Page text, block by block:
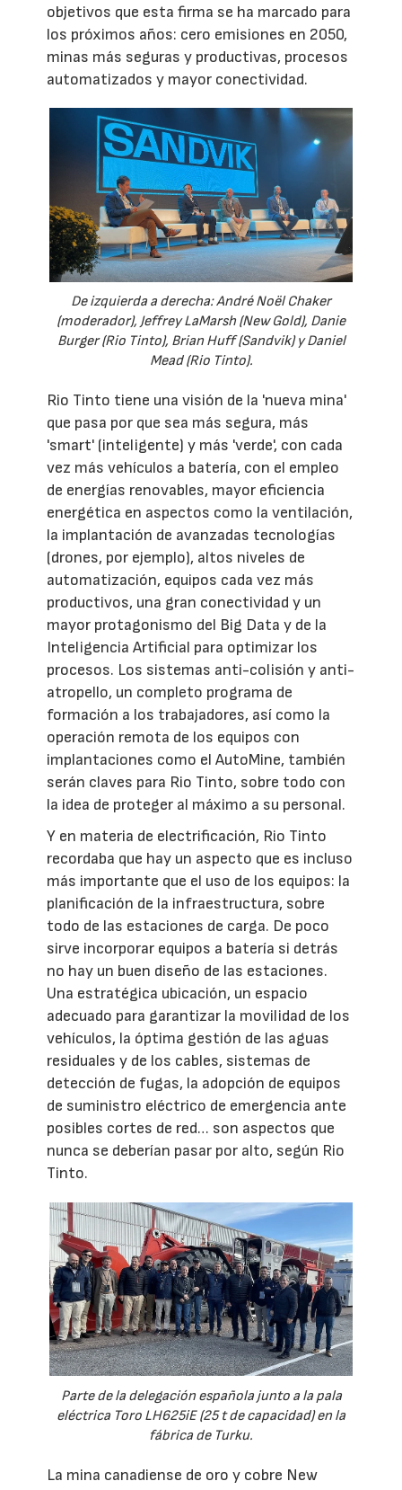
objetivos que esta firma se ha marcado para
los próximos años: cero emisiones en 2050,
minas más seguras y productivas, procesos
automatizados y mayor conectividad.
De izquierda a derecha: André Noël Chaker
(moderador), Jeffrey LaMarsh (New Gold), Danie
Burger (Rio Tinto), Brian Huff (Sandvik) y Daniel
Mead (Rio Tinto).
Rio Tinto tiene una visión de la 'nueva mina'
que pasa por que sea más segura, más
'smart' (inteligente) y más 'verde', con cada
vez más vehículos a batería, con el empleo
de energías renovables, mayor eficiencia
energética en aspectos como la ventilación,
la implantación de avanzadas tecnologías
(drones, por ejemplo), altos niveles de
automatización, equipos cada vez más
productivos, una gran conectividad y un
mayor protagonismo del Big Data y de la
Inteligencia Artificial para optimizar los
procesos. Los sistemas anti-colisión y anti-
atropello, un completo programa de
formación a los trabajadores, así como la
operación remota de los equipos con
implantaciones como el AutoMine, también
serán claves para Rio Tinto, sobre todo con
la idea de proteger al máximo a su personal.
Y en materia de electrificación, Rio Tinto
recordaba que hay un aspecto que es incluso
más importante que el uso de los equipos: la
planificación de la infraestructura, sobre
todo de las estaciones de carga. De poco
sirve incorporar equipos a batería si detrás
no hay un buen diseño de las estaciones.
Una estratégica ubicación, un espacio
adecuado para garantizar la movilidad de los
vehículos, la óptima gestión de las aguas
residuales y de los cables, sistemas de
detección de fugas, la adopción de equipos
de suministro eléctrico de emergencia ante
posibles cortes de red… son aspectos que
nunca se deberían pasar por alto, según Rio
Tinto.
Parte de la delegación española junto a la pala
eléctrica Toro LH625iE (25 t de capacidad) en la
fábrica de Turku.
La mina canadiense de oro y cobre New